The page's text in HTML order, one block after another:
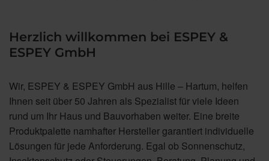
Herzlich willkommen bei ESPEY &
ESPEY GmbH
Wir, ESPEY & ESPEY GmbH aus Hille – Hartum, helfen
Ihnen seit über 50 Jahren als Spezialist für viele Ideen
rund um Ihr Haus und Bauvorhaben weiter. Eine breite
Produktpalette namhafter Hersteller garantiert individuelle
Lösungen für jede Anforderung. Egal ob Sonnenschutz,